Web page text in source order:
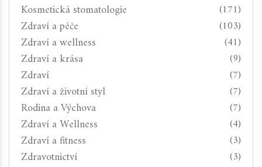
Kosmetická stomatologie (171)
Zdraví a péče (103)
Zdraví a wellness (41)
Zdraví a krása (9)
Zdraví (7)
Zdraví a životní styl (7)
Rodina a Výchova (7)
Zdraví a Wellness (4)
Zdraví a fitness (3)
Zdravotnictví (3)